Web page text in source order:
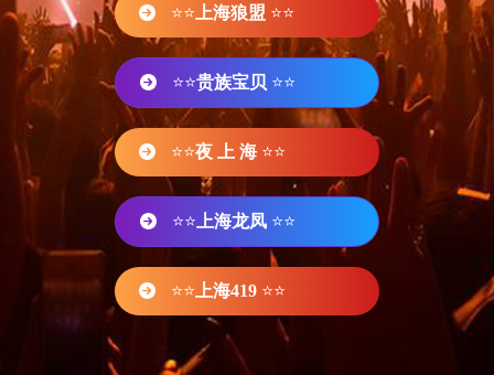
⭐⭐ 上海狼盟 ⭐⭐
⭐⭐贵族宝贝 ⭐⭐
⭐⭐夜 上 海 ⭐⭐
⭐⭐ 上海龙凤 ⭐⭐
⭐⭐ 上海419 ⭐⭐